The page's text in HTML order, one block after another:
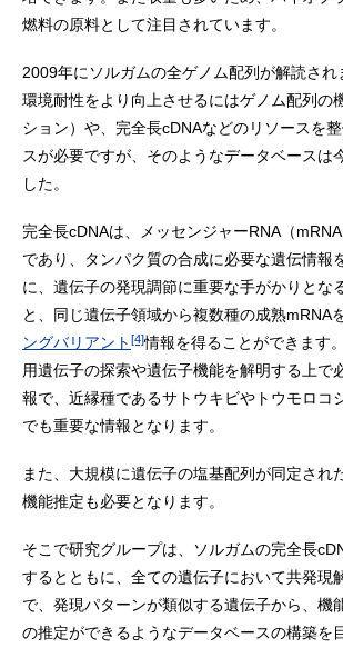
燃料の原料として注目されています。
2009年にソルガムの全ゲノム配列が解読さ
環境耐性をより向上させるにはゲノム配列の
ション）や、完全長cDNAなどのリソースを
スが必要ですが、そのようなデータベースは
した。
完全長cDNAは、メッセンジャーRNA（
であり、タンパク質の合成に必要な遺伝情報
に、遺伝子の発現調節に重要な手がかりとな
と、同じ遺伝子領域から複数種の成熟mRNA
ングバリアント [4]情報を得ることができます
用遺伝子の探索や遺伝子機能を解明する上で
報で、近縁種であるサトウキビやトウモロコ
でも重要な情報となります。
また、大規模に遺伝子の塩基配列が同定され
機能推定も必要となります。
そこで研究グループは、ソルガムの完全長
するとともに、全ての遺伝子において共発現
で、発現パターンが類似する遺伝子から、機
の推定ができるようなデータベースの構築を